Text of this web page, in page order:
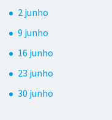
2 junho
9 junho
16 junho
23 junho
30 junho